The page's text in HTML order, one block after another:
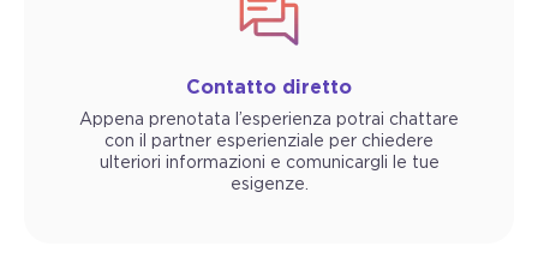
Contatto diretto
Appena prenotata l’esperienza potrai chattare
con il partner esperienziale per chiedere
ulteriori informazioni e comunicargli le tue
esigenze.